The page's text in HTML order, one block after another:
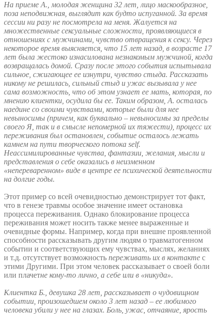
На приеме А., молодая женщина 32 лет, лицо маскообразное,
поза неподвижная, выглядит как будто испуганной. За время
сессии ни разу не посмотрела на меня. Жалуется на
множественные сексуальные сложности, проявляющиеся в
отношениях с мужчинами, чувство отвращения к сексу. Через
некоторое время выясняется, что 15 лет назад, в возрасте 17
лет была жестоко изнасилована незнакомым мужчиной, когда
возвращалась домой. Сразу после этого события испытывала
сильное, сжигающее ее изнутри, чувство стыда. Рассказать
никому не решилась, сильный стыд и ужас вызывала у нее
сама возможность, что об этом узнает ее мать, которая, по
мнению клиентки, осудила бы ее. Таким образом, А. осталась
наедине со своими чувствами, которые были для нее
невыносимы (причем, как буквально – невыносимы за пределы
своего Я, так и в смысле непомерной их тяжести), процесс их
переживания был остановлен, событие осталось лежать
камнем на пути творческого потока self.
Неассимилированные чувства, фантазии, желания, мысли и
представления о себе оказались в неизменном
«непереваренном» виде в центре ее психической деятельности
на долгие годы.
Этот пример со всей очевидностью демонстрирует тот факт,
что в генезе травмы особое значение имеет остановка
процесса переживания. Однако блокирование процесса
переживания может носить также менее выраженные и
очевидные формы. Например, когда при внешне проявленной
способности рассказывать другим людям о травматогенном
событии и соответствующих ему чувствах, мыслях, желаниях
и т.д. отсутствует возможность переживать их в контакте с
этими Другими. При этом человек рассказывает о своей боли
или плачетне кому-то лично, а себе или в «никуда».
Клиентка Б., девушка 28 лет, рассказывает о чудовищном
событии, произошедшем около 3 лет назад – ее любимого
человека убили у нее на глазах. Боль, ужас, отчаяние, ярость